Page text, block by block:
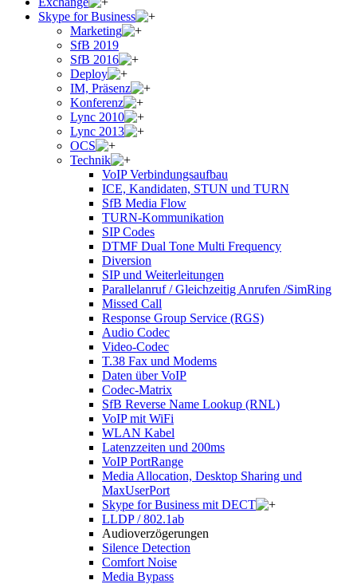
Skype for Business
Marketing
SfB 2019
SfB 2016
Deploy
IM, Präsenz
Konferenz
Lync 2010
Lync 2013
OCS
Technik
VoIP Verbindungsaufbau
ICE, Kandidaten, STUN und TURN
SfB Media Flow
TURN-Kommunikation
SIP Codes
DTMF Dual Tone Multi Frequency
Diversion
SIP und Weiterleitungen
Parallelanruf / Gleichzeitig Anrufen /SimRing
Missed Call
Response Group Service (RGS)
Audio Codec
Video-Codec
T.38 Fax und Modems
Daten über VoIP
Codec-Matrix
SfB Reverse Name Lookup (RNL)
VoIP mit WiFi
WLAN Kabel
Latenzzeiten und 200ms
VoIP PortRange
Media Allocation, Desktop Sharing und
MaxUserPort
Skype for Business mit DECT
LLDP / 802.1ab
Audioverzögerungen
Silence Detection
Comfort Noise
Media Bypass